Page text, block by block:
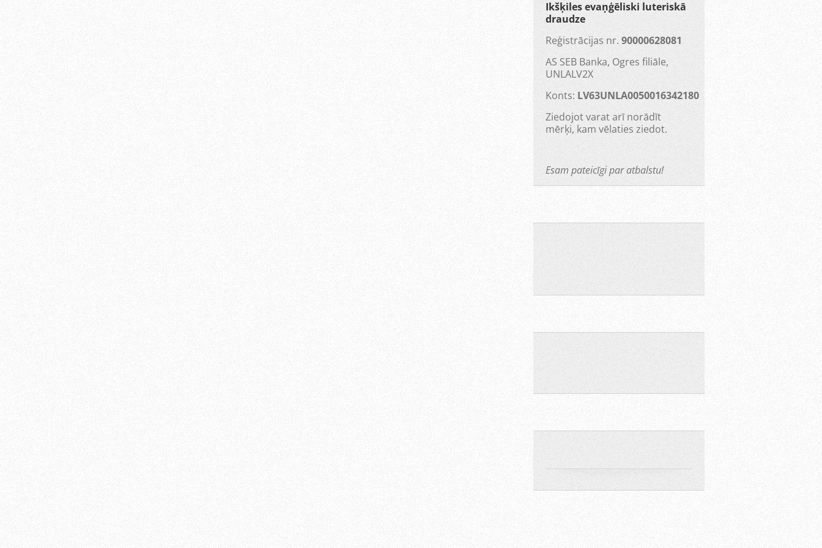
Ikšķiles evaņģēliski luteriskā
draudze
Reģistrācijas nr.90000628081
AS SEB Banka, Ogres filiāle,
UNLALV2X
Konts: LV63UNLA0050016342180
Ziedojot varat arī norādīt
mērķi, kam vēlaties ziedot.
Esam pateicīgi par atbalstu!